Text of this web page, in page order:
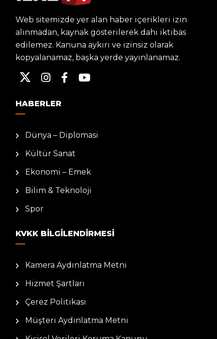
Web sitemizde yer alan haber içerikleri izin
alınmadan, kaynak gösterilerek dahi iktibas
edilemez. Kanuna aykırı ve izinsiz olarak
kopyalanamaz, başka yerde yayınlanamaz.
HABERLER
Dünya – Diplomasi
Kültür Sanat
Ekonomi – Emek
Bilim & Teknoloji
Spor
KVKK BILGILENDIRMESI
Kamera Aydınlatma Metni
Hizmet Şartları
Çerez Politikası
Müşteri Aydınlatma Metni